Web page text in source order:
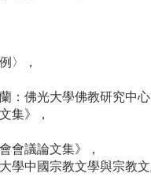
〉，
：佛光大學佛教研究中心
集》，
會議論文集》，
中國宗教文學與宗教文